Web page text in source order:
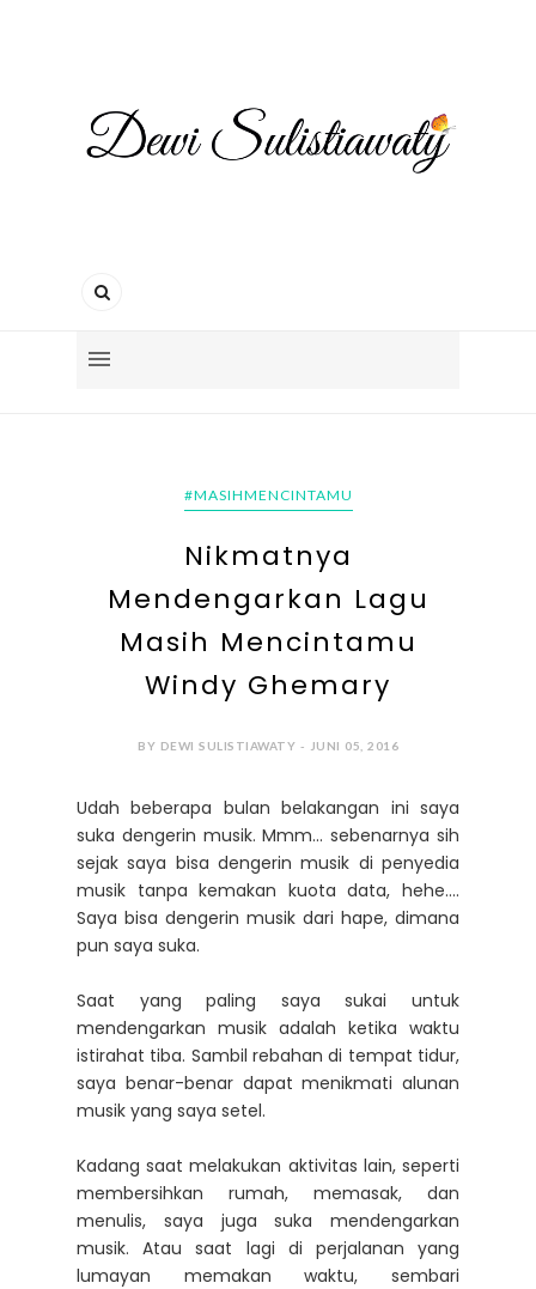
#MASIHMENCINTAMU
Nikmatnya
Mendengarkan Lagu
Masih Mencintamu
Windy Ghemary
BY DEWI SULISTIAWATY - JUNI 05, 2016
Udah beberapa bulan belakangan ini saya
suka dengerin musik. Mmm... sebenarnya sih
sejak saya bisa dengerin musik di penyedia
musik tanpa kemakan kuota data, hehe....
Saya bisa dengerin musik dari hape, dimana
pun saya suka.
Saat yang paling saya sukai untuk
mendengarkan musik adalah ketika waktu
istirahat tiba. Sambil rebahan di tempat tidur,
saya benar-benar dapat menikmati alunan
musik yang saya setel.
Kadang saat melakukan aktivitas lain, seperti
membersihkan rumah, memasak, dan
menulis, saya juga suka mendengarkan
musik. Atau saat lagi di perjalanan yang
lumayan memakan waktu, sembari